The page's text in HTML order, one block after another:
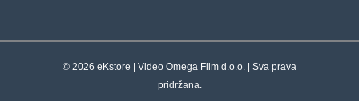
© 2026 eKstore | Video Omega Film d.o.o. | Sva prava
pridržana.